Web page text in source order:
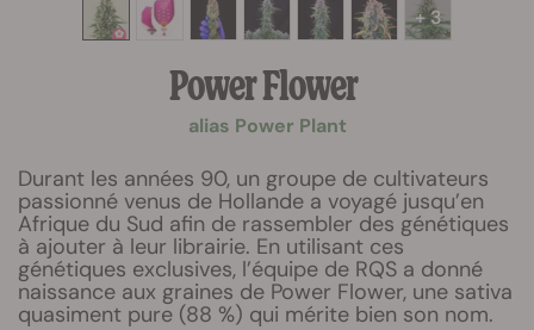
+ 3
Power Flower
alias Power Plant
Durant les années 90, un groupe de cultivateurs
passionné venus de Hollande a voyagé jusqu’en
Afrique du Sud afin de rassembler des génétiques
à ajouter à leur librairie. En utilisant ces
génétiques exclusives, l’équipe de RQS a donné
naissance aux graines de Power Flower, une sativa
quasiment pure (88 %) qui mérite bien son nom.